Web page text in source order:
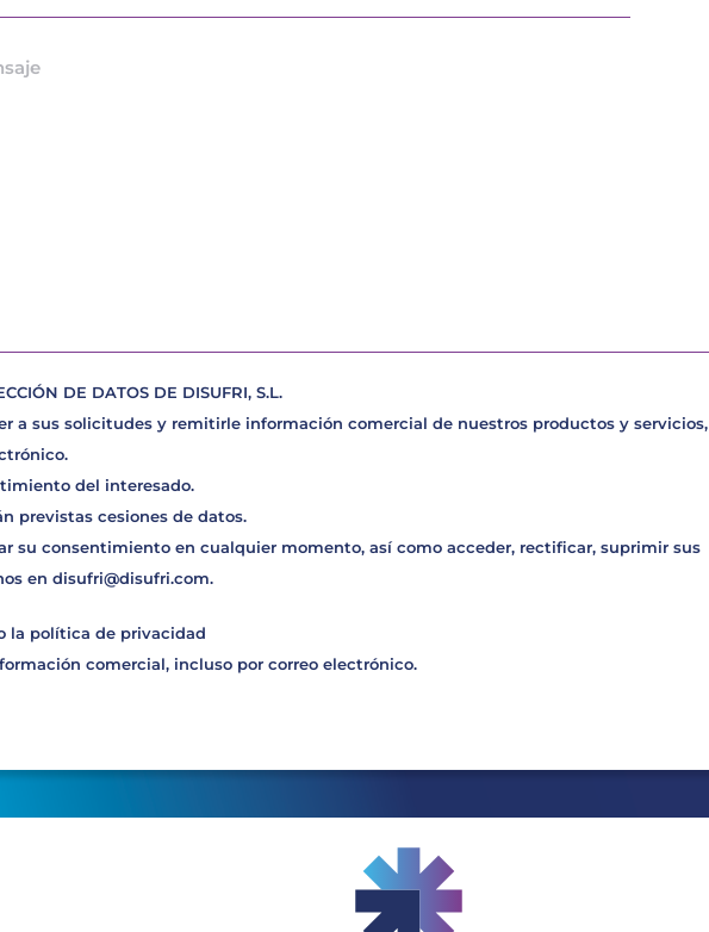
DE DATOS DE DISUFRI, S.L.
a sus solicitudes y remitirle información comercial de nuestros productos y servicios,
del interesado.
previstas cesiones de datos.
su consentimiento en cualquier momento, así como acceder, rectificar, suprimir sus
en disufri@disufri.com.
la política de privacidad
comercial, incluso por correo electrónico.